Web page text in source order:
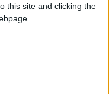
this site and clicking the